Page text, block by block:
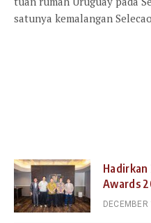
satunya kemalangan
Hadirkan
Awards